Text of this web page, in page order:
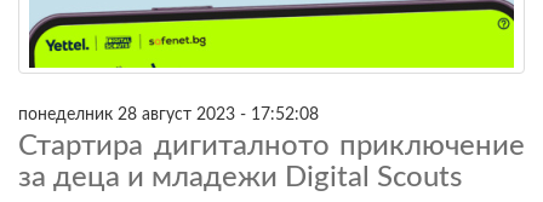
понеделник 28 август 2023 - 17:52:08
Стартира дигиталното приключение
за деца и младежи Digital Scouts